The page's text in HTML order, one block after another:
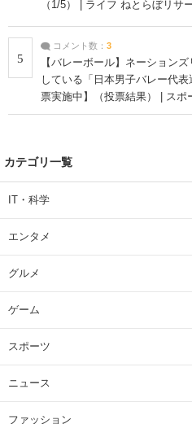
（1/5） | ライフ ねとらぼリサ
5
コメント数： 3
【バレーボール】ネーション
している「日本男子バレー代
票実施中】（投票結果） | スポ
カテゴリ一覧
IT・科学
エンタメ
グルメ
ゲーム
スポーツ
ニュース
ファッション